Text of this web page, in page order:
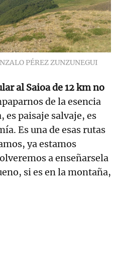
PÉREZ ZUNZUNEGUI
al Saioa de 12 km no
de la esencia
es paisaje salvaje, es
Es una de esas rutas
ya estamos
a enseñarsela
si es en la montaña,